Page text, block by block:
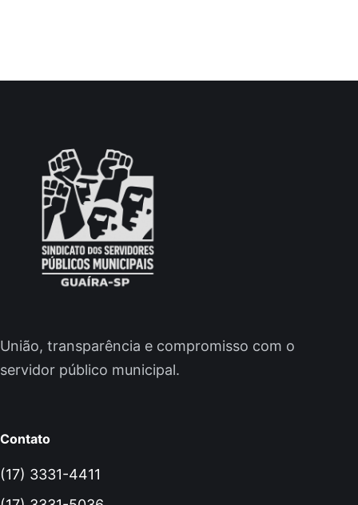
União, transparência e compromisso com o
servidor público municipal.
Contato
(17) 3331-4411